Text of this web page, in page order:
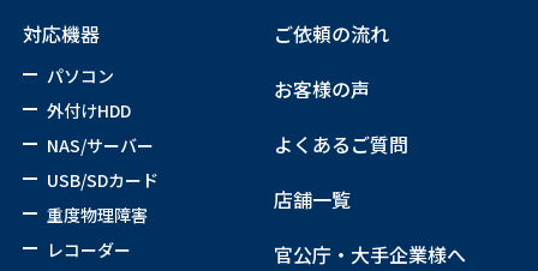
対応機器
パソコン
外付けHDD
NAS/サーバー
USB/SDカード
重度物理障害
レコーダー
ご依頼の流れ
お客様の声
よくあるご質問
店舗一覧
官公庁・大手企業様へ